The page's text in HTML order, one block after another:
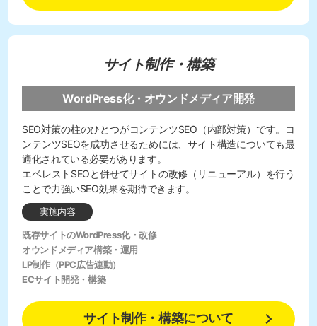
サイト制作・構築
WordPress化・オウンドメディア開発
SEO対策の柱のひとつがコンテンツSEO（内部対策）です。コ
ンテンツSEOを成功させるためには、サイト構造についても最
適化されている必要があります。
エベレストSEOと併せてサイトの改修（リニューアル）を行う
ことで力強いSEO効果を期待できます。
実施内容
既存サイトのWordPress化・改修
オウンドメディア構築・運用
LP制作（PPC広告連動）
ECサイト開発・構築
サイト制作・構築について